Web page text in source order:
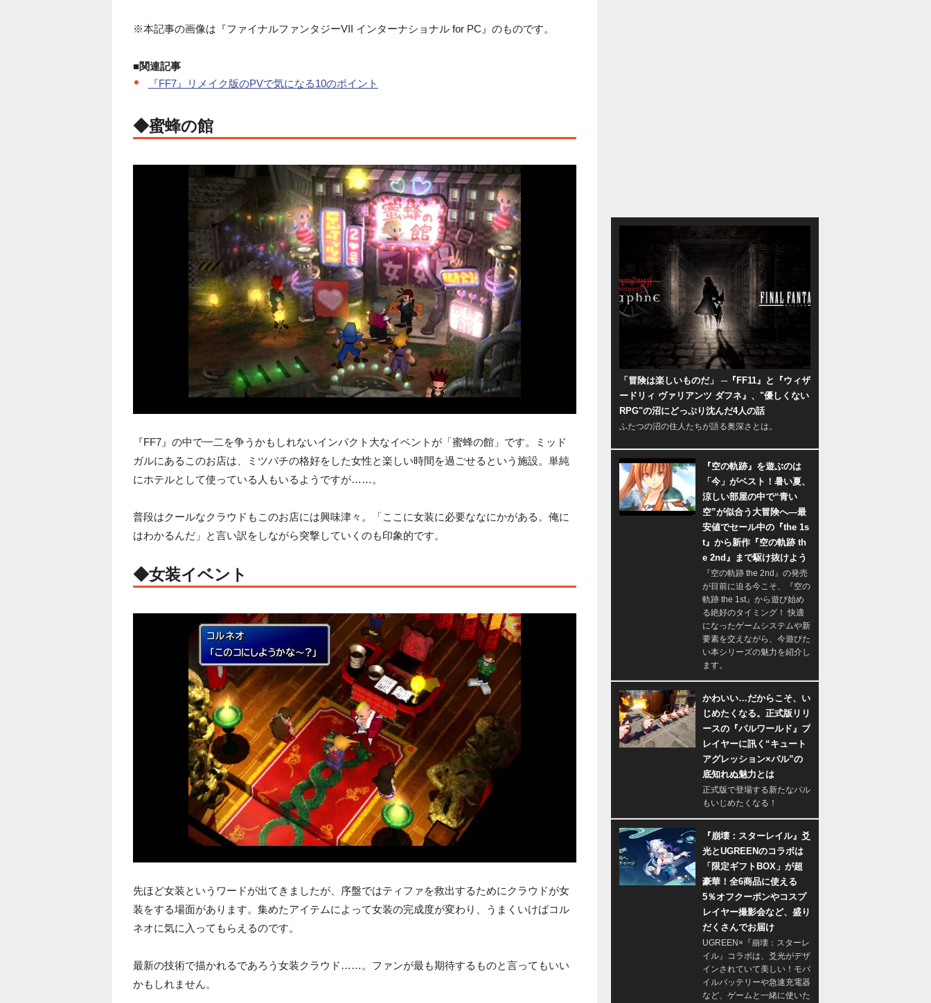
※本記事の画像は『ファイナルファンタジーVII インターナショナル for PC』のものです。
■関連記事
『FF7』リメイク版のPVで気になる10のポイント
◆蜜蜂の館
『FF7』の中で一二を争うかもしれないインパクト大なイベントが「蜜蜂の館」です。ミッド
ガルにあるこのお店は、ミツバチの格好をした女性と楽しい時間を過ごせるという施設。単純
にホテルとして使っている人もいるようですが……。
普段はクールなクラウドもこのお店には興味津々。「ここに女装に必要ななにかがある。俺に
はわかるんだ」と言い訳をしながら突撃していくのも印象的です。
◆女装イベント
先ほど女装というワードが出てきましたが、序盤ではティファを救出するためにクラウドが女
装をする場面があります。集めたアイテムによって女装の完成度が変わり、うまくいけばコル
ネオに気に入ってもらえるのです。
最新の技術で描かれるであろう女装クラウド……。ファンが最も期待するものと言ってもいい
かもしれません。
「冒険は楽しいものだ」 ─『FF11』と『ウィザ
ードリィ ヴァリアンツ ダフネ』、"優しくない
RPG"の沼にどっぷり沈んだ4人の話
ふたつの沼の住人たちが語る奥深さとは。
『空の軌跡』を遊ぶのは
「今」がベスト！暑い夏、
涼しい部屋の中で“青い
空”が似合う大冒険へ―最
安値でセール中の『the 1s
t』から新作『空の軌跡 th
e 2nd』まで駆け抜けよう
『空の軌跡 the 2nd』の発売
が目前に迫る今こそ、『空の
軌跡 the 1st』から遊び始め
る絶好のタイミング！ 快適
になったゲームシステムや新
要素を交えながら、今遊びた
い本シリーズの魅力を紹介し
ます。
かわいい…だからこそ、い
じめたくなる。正式版リリ
ースの『パルワールド』プ
レイヤーに訊く“キュート
アグレッション×パル”の
底知れぬ魅力とは
正式版で登場する新たなパル
もいじめたくなる！
『崩壊：スターレイル』爻
光とUGREENのコラボは
「限定ギフトBOX」が超
豪華！全6商品に使える
5％オフクーポンやコスプ
レイヤー撮影会など、盛り
だくさんでお届け
UGREEN×『崩壊：スターレ
イル』コラボは、爻光がデザ
インされていて美しい！モバ
イルバッテリーや急速充電器
など、ゲームと一緒に使いた